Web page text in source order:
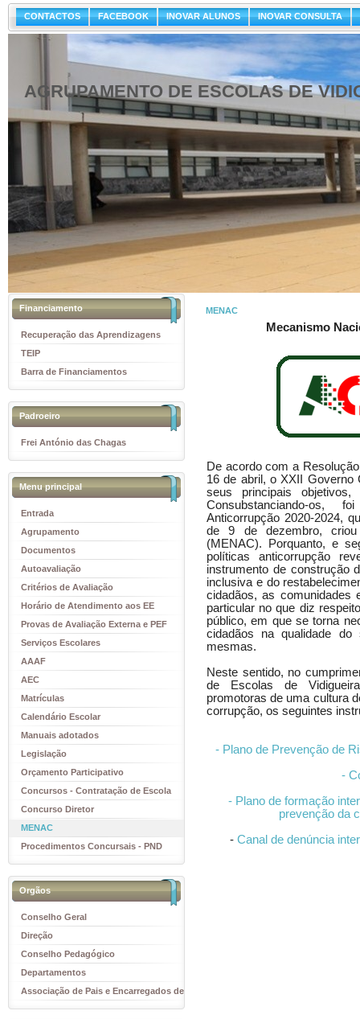
CONTACTOS FACEBOOK INOVAR ALUNOS INOVAR CONSULTA
AGRUPAMENTO DE ESCOLAS DE
Financiamento
Recuperação das Aprendizagens
TEIP
Barra de Financiamentos
Padroeiro
Frei António das Chagas
Menu principal
Entrada
Agrupamento
Documentos
Autoavaliação
Critérios de Avaliação
Horário de Atendimento aos EE
Provas de Avaliação Externa e PEF
Serviços Escolares
AAAF
AEC
Matrículas
Calendário Escolar
Manuais adotados
Legislação
Orçamento Participativo
Concursos - Contratação de Escola
Concurso Diretor
MENAC
Procedimentos Concursais - PND
Orgãos
Conselho Geral
Direção
Conselho Pedagógico
Departamentos
Associação de Pais e Encarregados de
Educação
MENAC
Mecanismo
De acordo com a
16 de abril, o XXII Governo
seus principais
Consubstanciando-os,
Anticorrupção 2020-2024,
de
9 de dezembro,
criou
(MENAC). Porquanto, e
políticas anticorrupção
instrumento de construção
inclusiva e do
cidadãos, as comunidades
particular no que diz
público, em que se torna
cidadãos na qualidade
mesmas.
Neste sentido, no
de Escolas de
promotoras de uma cultura
corrupção, os seguintes
- Plano de Prevenção de
-
- Plano de formação
prevenção da
-Canal de denúncia